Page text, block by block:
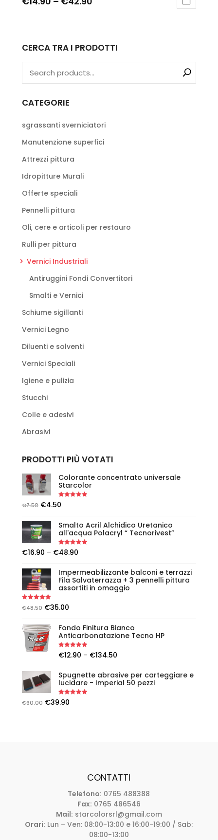
CERCA TRA I PRODOTTI
CATEGORIE
sgrassanti sverniciatori
Manutenzione superfici
Attrezzi pittura
Idropitture Murali
Offerte speciali
Pennelli pittura
Oli, cere e articoli per restauro
Rulli per pittura
Vernici Industriali
Antiruggini Fondi Convertitori
Smalti e Vernici
Schiume sigillanti
Vernici Legno
Diluenti e solventi
Vernici Speciali
Igiene e pulizia
Stucchi
Colle e adesivi
Abrasivi
PRODOTTI PIÙ VOTATI
Colorante concentrato universale
Starcolor
Rated
out of 5
€7.50 €4.50
Smalto Acril Alchidico Uretanico
all'acqua Polacryl “ Tecnorivest”
Rated5.00
out of 5
€16.90 – €48.90
Impermeabilizzante balconi e terrazzi
Fila Salvaterrazza + 3 pennelli pittura
assortiti in omaggio
Rated5.00
out of 5
€48.50 €35.00
Fondo Finitura Bianco
Anticarbonatazione Tecno HP
Rated 5.00
out of 5
€12.90 – €134.50
Spugnette abrasive per carteggiare e
lucidare - Imperial 50 pezzi
Rated
out of 5
€60.00 €39.90
CONTATTI
Telefono: 0765 488388
Fax: 0765 486546
Mail: starcolorsrl@gmail.com
Orari: Lun – Ven: 08:00-13:00 e 16:00-19:00 / Sab:
08:00-13:00